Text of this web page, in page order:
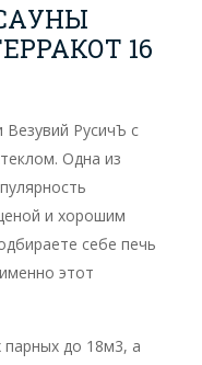
16
Везувий РусичЪ с
Одна из
и хорошим
себе печь
этот
до 18м3, а